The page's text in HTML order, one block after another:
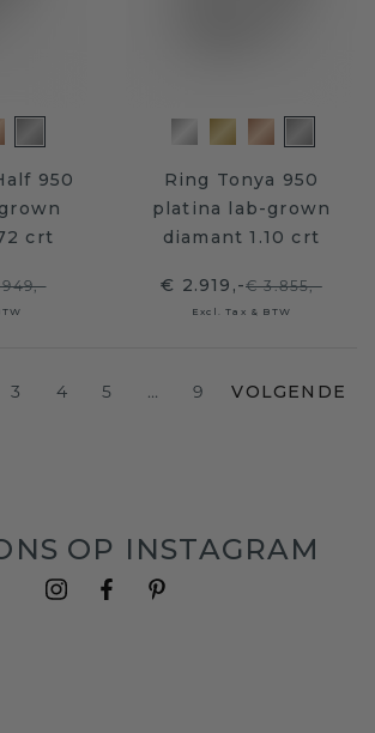
950
crt
Ring Tonya 950
platina lab-grown
diamant 1.10 crt
€ 2.919,-€ 3.855,-
Excl. Tax & BTW
3 4 5 … 9 VOLGENDE
OP INSTAGRAM